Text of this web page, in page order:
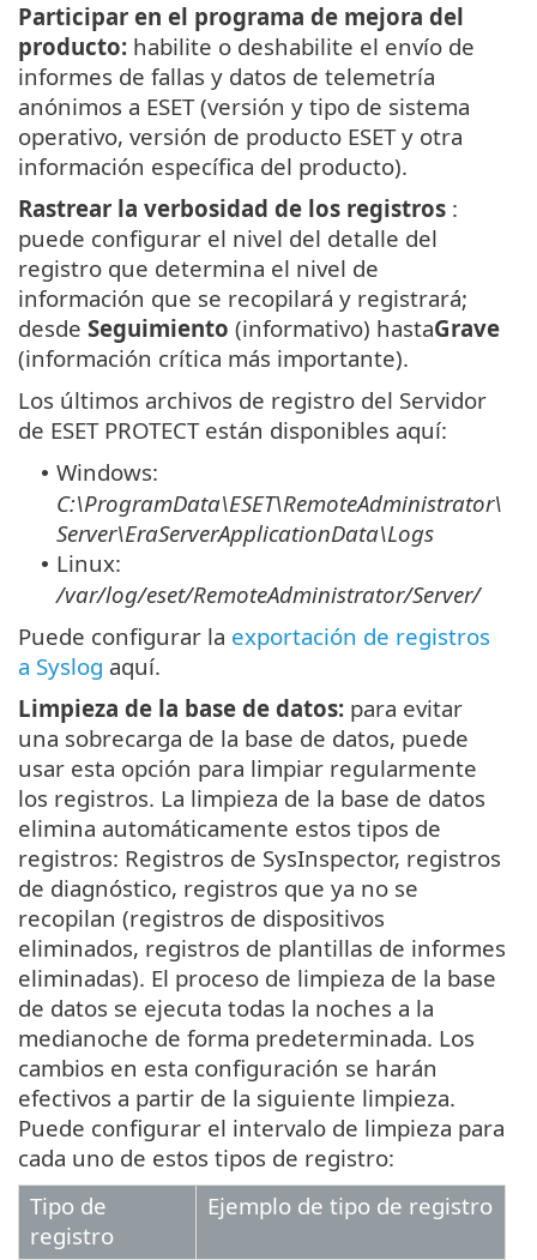
Participar en el programa de mejora del
producto: habilite o deshabilite el envío de
informes de fallas y datos de telemetría
anónimos a ESET (versión y tipo de sistema
operativo, versión de producto ESET y otra
información específica del producto).
Rastrear la verbosidad de los registros :
puede configurar el nivel del detalle del
registro que determina el nivel de
información que se recopilará y registrará;
desde Seguimiento (informativo) hastaGrave
(información crítica más importante).
Los últimos archivos de registro del Servidor
de ESET PROTECT están disponibles aquí:
• Windows:
C:\ProgramData\ESET\RemoteAdministrator\
Server\EraServerApplicationData\Logs
• Linux:
/var/log/eset/RemoteAdministrator/Server/
Puede configurar la exportación de registros
a Syslog aquí.
Limpieza de la base de datos: para evitar
una sobrecarga de la base de datos, puede
usar esta opción para limpiar regularmente
los registros. La limpieza de la base de datos
elimina automáticamente estos tipos de
registros: Registros de SysInspector, registros
de diagnóstico, registros que ya no se
recopilan (registros de dispositivos
eliminados, registros de plantillas de informes
eliminadas). El proceso de limpieza de la base
de datos se ejecuta todas la noches a la
medianoche de forma predeterminada. Los
cambios en esta configuración se harán
efectivos a partir de la siguiente limpieza.
Puede configurar el intervalo de limpieza para
cada uno de estos tipos de registro:
Tipo de
registro
Ejemplo de tipo de registro